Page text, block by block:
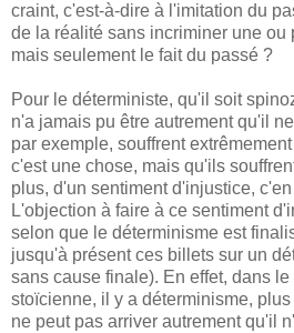
craint, c'est-à-dire à l'imitation du
de la réalité sans incriminer une ou
mais seulement le fait du passé ?
Pour le déterministe, qu'il soit
n'a jamais pu être autrement qu'il
par exemple, souffrent
c'est une chose, mais qu'ils
plus, d'un sentiment d'injustice,
L'objection à faire à ce sentiment
selon que le déterminisme est
jusqu'à présent ces billets sur un
sans cause finale). En effet, dans
stoïcienne, il y a déterminisme,
ne peut pas arriver autrement qu'il